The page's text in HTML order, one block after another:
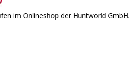
im Onlineshop der Huntworld